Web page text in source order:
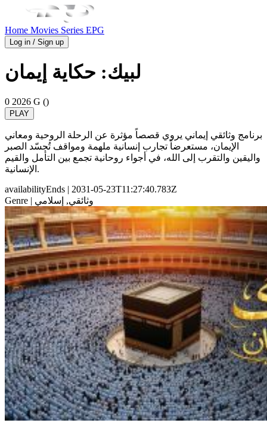
Home Movies Series EPG
Log in / Sign up
لبيك: حكاية إيمان
0 2026 G ()
PLAY
برنامج وثائقي إيماني يروي قصصاً مؤثرة عن الرحلة الروحية ومعاني
الإيمان، مستعرضاً تجارب إنسانية ملهمة ومواقف تُجسّد الصبر
واليقين والتقرب إلى الله، في أجواء روحانية تجمع بين التأمل والقيم
الإنسانية.
availabilityEnds | 2031-05-23T11:27:40.783Z
Genre
| وثائقي, إسلامي